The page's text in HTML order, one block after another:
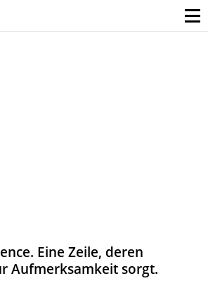
Eine Zeile, deren
Aufmerksamkeit sorgt.